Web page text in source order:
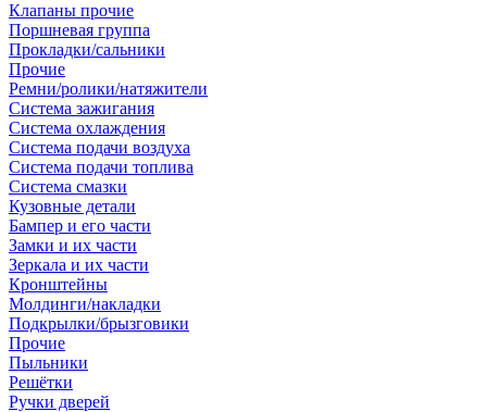
Клапаны прочие
Поршневая группа
Прокладки/сальники
Прочие
Ремни/ролики/натяжители
Система зажигания
Система охлаждения
Система подачи воздуха
Система подачи топлива
Система смазки
Кузовные детали
Бампер и его части
Замки и их части
Зеркала и их части
Кронштейны
Молдинги/накладки
Подкрылки/брызговики
Прочие
Пыльники
Решётки
Ручки дверей